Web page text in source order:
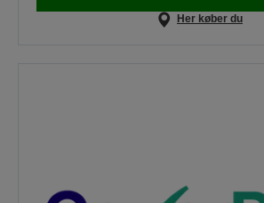
Her køber du